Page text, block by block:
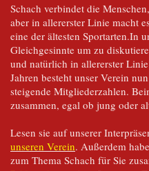
Schach verbindet die
aber in allererster Linie macht
eine der ältesten Sportarten.In
Gleichgesinnte um zu
und natürlich in allererster
Jahren besteht unser Verein
steigende Mitgliederzahlen.
zusammen, egal ob jung oder
Lesen sie auf unserer
unseren Verein. Außerdem
zum Thema Schach für Sie